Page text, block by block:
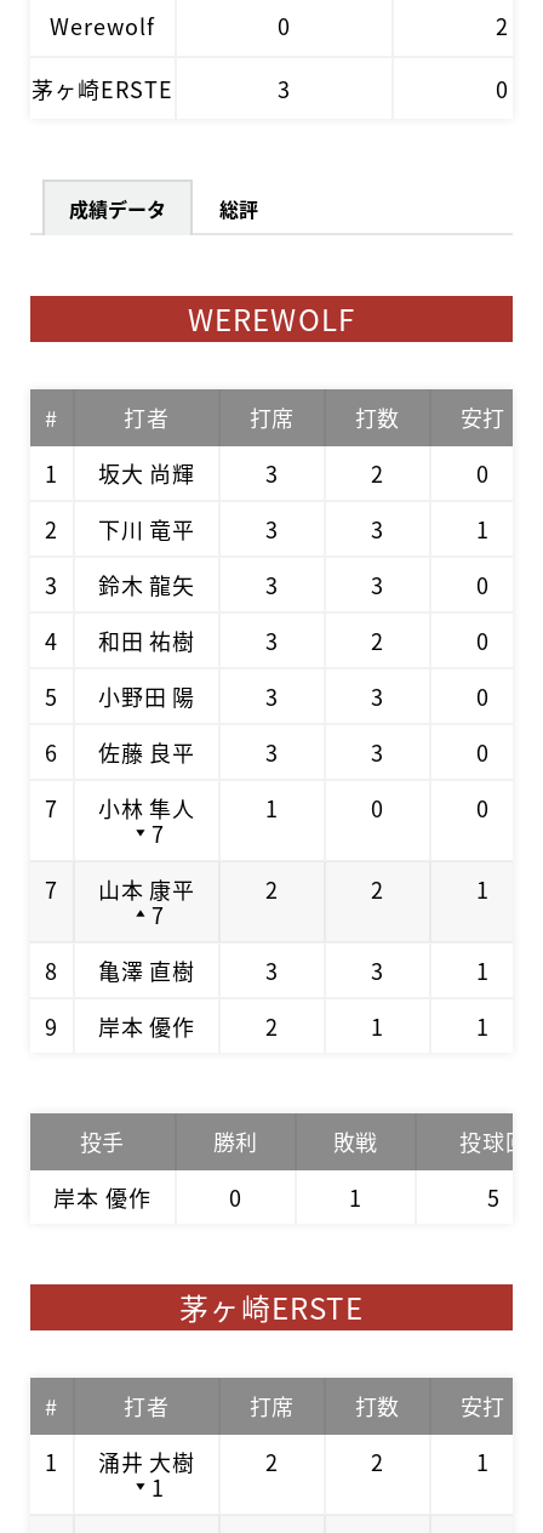
Werewolf 0
2
茅ヶ崎ERSTE
3 0
成績データ 総評
WEREWOLF
# 打者 打席 打数
安打
1
坂大 尚輝 3 2
0
2
下川 竜平 3 3
1
3
鈴木 龍矢 3 3
0
4
和田 祐樹 3 2
0
5
小野田 陽 3 3
0
6
佐藤 良平 3 3
0
7
小林 隼人
7
1 0 0
7
山本 康平
7
2 2 1
8 亀澤 直樹 3 3
1
9
岸本 優作 2 1 1
投手 勝利 敗戦
投球回
岸本 優作
0 1 5
茅ヶ崎ERSTE
# 打者 打席 打数
安打
1
涌井 大樹
1
2 2 1